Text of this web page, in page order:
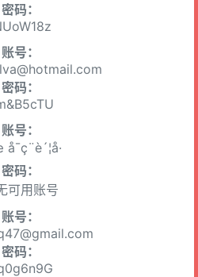
密码：
账号：
密码：
账号：
å¯ç¨è´¦å·
密码：
可用账号
账号：
密码：